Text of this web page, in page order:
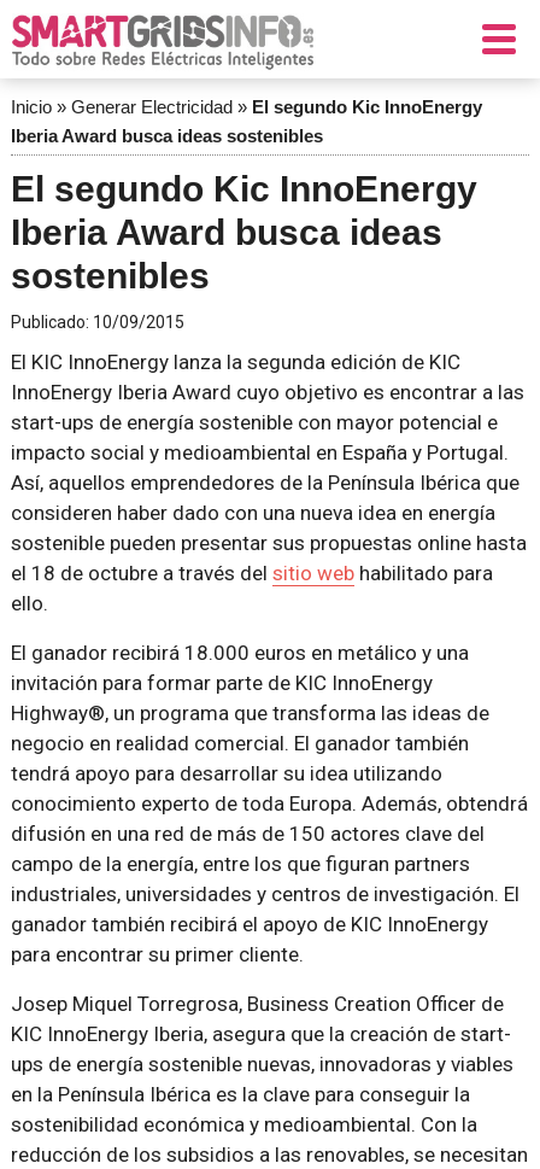
Inicio» Generar Electricidad» El segundo Kic InnoEnergy
Iberia Award busca ideas sostenibles
El segundo Kic InnoEnergy
Iberia Award busca ideas
sostenibles
Publicado: 10/09/2015
El KIC InnoEnergy lanza la segunda edición de KIC
InnoEnergy Iberia Award cuyo objetivo es encontrar a las
start-ups de energía sostenible con mayor potencial e
impacto social y medioambiental en España y Portugal.
Así, aquellos emprendedores de la Península Ibérica que
consideren haber dado con una nueva idea en energía
sostenible pueden presentar sus propuestas online hasta
el 18 de octubre a través del sitio webhabilitado para
ello.
El ganador recibirá 18.000 euros en metálico y una
invitación para formar parte de KIC InnoEnergy
Highway®, un programa que transforma las ideas de
negocio en realidad comercial. El ganador también
tendrá apoyo para desarrollar su idea utilizando
conocimiento experto de toda Europa. Además, obtendrá
difusión en una red de más de 150 actores clave del
campo de la energía, entre los que figuran partners
industriales, universidades y centros de investigación. El
ganador también recibirá el apoyo de KIC InnoEnergy
para encontrar su primer cliente.
Josep Miquel Torregrosa, Business Creation Officer de
KIC InnoEnergy Iberia, asegura que la creación de start-
ups de energía sostenible nuevas, innovadoras y viables
en la Península Ibérica es la clave para conseguir la
sostenibilidad económica y medioambiental. Con la
reducción de los subsidios a las renovables, se necesitan